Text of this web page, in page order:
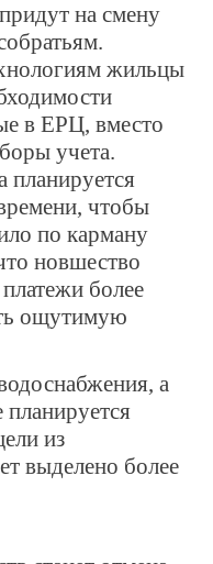
на смену
жильцы
в ЕРЦ, вместо
учета.
планируется
чтобы
по карману
новшество
более
ощутимую
а
из
выделено более